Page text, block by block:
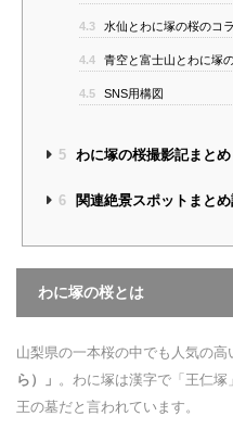
4.3 水仙とわに塚の桜のコ
4.4 青空と富士山とわに塚
4.5 SNS用構図
5 わに塚の桜撮影記まとめ
6 関連絶景スポットまと
わに塚の桜とは
山梨県の一本桜の中でも人気の高
ら）」 。わに塚は漢字で「王仁
王の墓だと言われています。